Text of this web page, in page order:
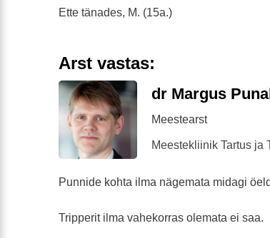
Ette tänades, M. (15a.)
Arst vastas:
dr Margus
Meestearst
Meestekliinik Tartus ja
Punnide kohta ilma nägemata midagi
Tripperit ilma vahekorras olemata ei saa.